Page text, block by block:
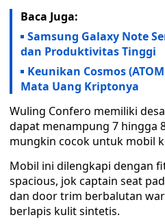
Baca Juga:
Samsung Galaxy Note
dan Produktivitas Tinggi
Keunikan Cosmos
Mata Uang Kriptonya
Wuling Confero memiliki
dapat menampung 7 hingga
mungkin cocok untuk mobil
Mobil ini dilengkapi dengan
spacious, jok captain seat
dan door trim berbalutan
berlapis kulit sintetis.